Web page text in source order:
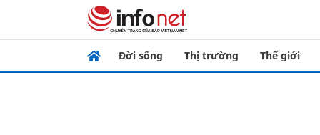
Đời sống Thị trường Thế giới